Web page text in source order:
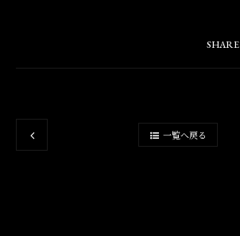
SHARE
一覧へ戻る